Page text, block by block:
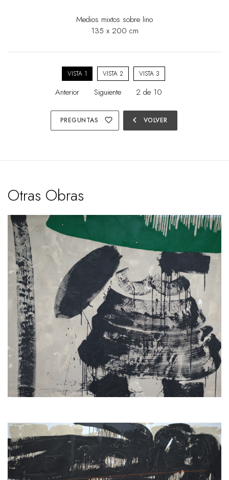
Medios mixtos sobre lino
135 x 200 cm
VISTA 1 VISTA 2 VISTA 3
Anterior Siguiente 2 de 10
PREGUNTAS favorite_border chevron_left VOLVER
Otras Obras